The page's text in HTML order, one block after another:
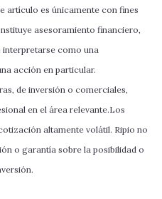
artículo es únicamente con fines
asesoramiento financiero,
interpretarse como una
acción en particular.
de inversión o comerciales,
en el área relevante.Los
altamente volátil. Ripio no
o garantía sobre la posibilidad o